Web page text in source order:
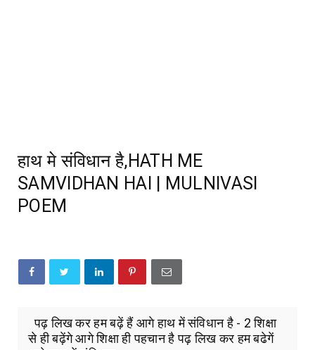
हाथ मे संविधान है,HATH ME
SAMVIDHAN HAI | MULNIVASI
POEM
पढ़ लिख कर हम बढ़ें हैं आगे हाथ में संविधान है - 2 शिक्षा
से ही बढ़ेंगे आगे शिक्षा ही पहचान है पढ़ लिख कर हम बढेगें